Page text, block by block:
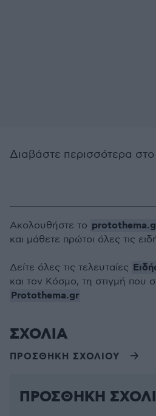
Διαβάστε περισσότερα στο
Ακολουθήστε το
και μάθετε πρώτοι όλες τις
Δείτε όλες τις τελευταίες
και τον Κόσμο, τη στιγμή που
Protothema.gr
ΣΧΟΛΙΑ
ΠΡΟΣΘΗΚΗ ΣΧΟΛΙΟΥ
ΠΡΟΣΘΗΚΗ